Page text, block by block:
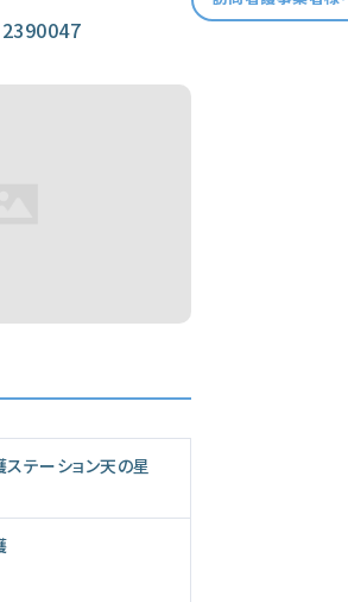
2390047
テーション天の星